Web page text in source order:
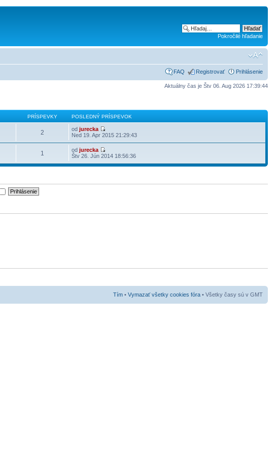
Pokročilé hľadanie
FAQ Registrovať Prihlásenie
Aktuálny čas je Štv 06. Aug 2026 17:39:44
PRÍSPEVKY POSLEDNÝ PRÍSPEVOK
2 odjurecka
Ned 19. Apr 2015 21:29:43
1 odjurecka
Štv 26. Jún 2014 18:56:36
Tím • Vymazať všetky cookies fóra • Všetky časy sú v GMT